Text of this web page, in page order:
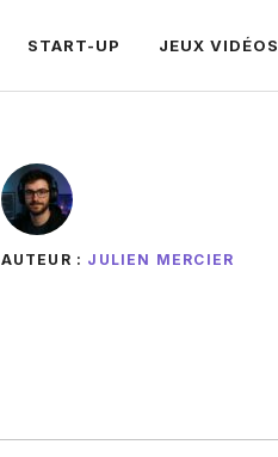
START-UP JEUX VIDÉOS
AUTEUR : JULIEN MERCIER